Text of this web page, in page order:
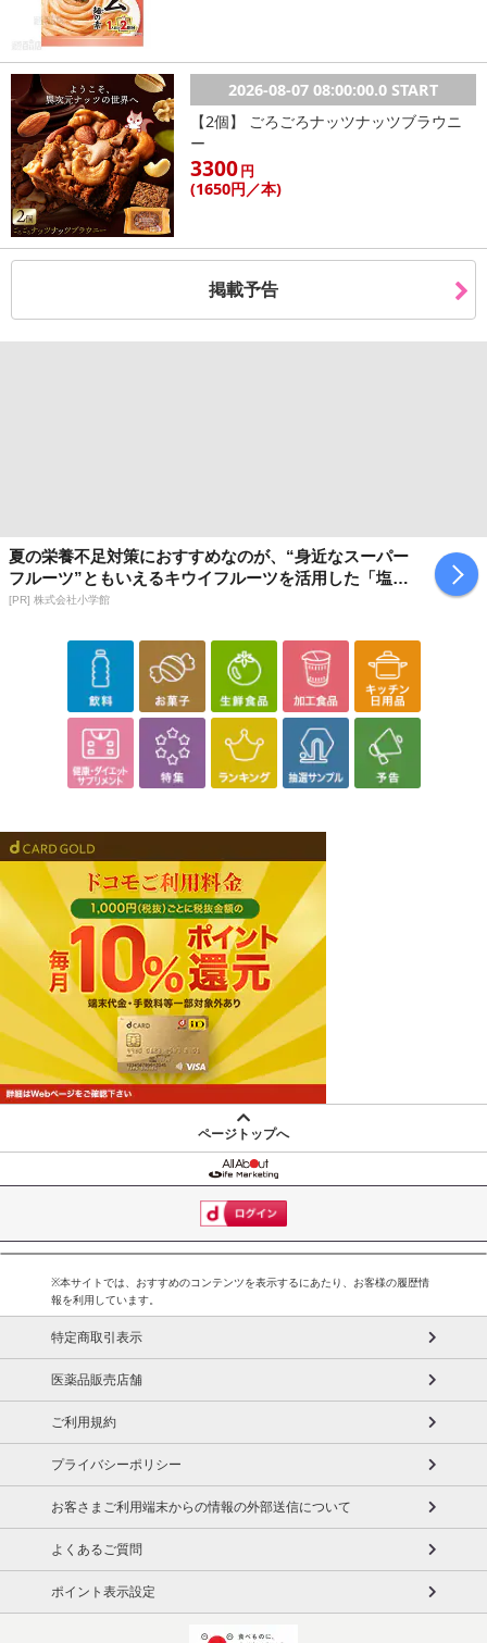
2026-08-07 08:00:00.0 START
【2個】 ごろごろナッツナッツブラウニ
ー
3300円
(1650円／本)
掲載予告
夏の栄養不足対策におすすめなのが、“身近なスーパー
フルーツ”ともいえるキウイフルーツを活用した「塩キ
ウイ」
[PR] 株式会社小学館
ページトップへ
※本サイトでは、おすすめのコンテンツを表示するにあたり、お客様の履歴情
報を利用しています。
特定商取引表示
医薬品販売店舗
ご利用規約
プライバシーポリシー
お客さまご利用端末からの情報の外部送信について
よくあるご質問
ポイント表示設定